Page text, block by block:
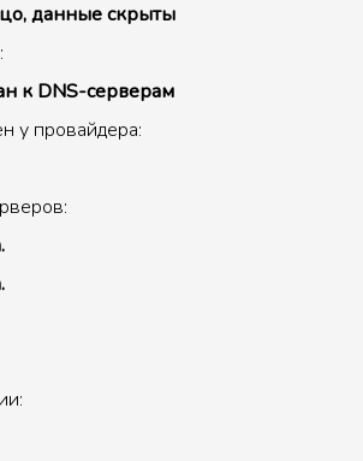
данные скрыты
к DNS-серверам
у провайдера: